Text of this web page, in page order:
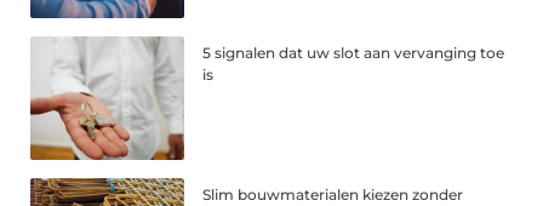
5 signalen dat uw slot aan vervanging toe
is
Slim bouwmaterialen kiezen zonder